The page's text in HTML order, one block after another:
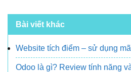
Bài viết khác
Website tích điểm – sử dụng
Odoo là gì? Review tính năng